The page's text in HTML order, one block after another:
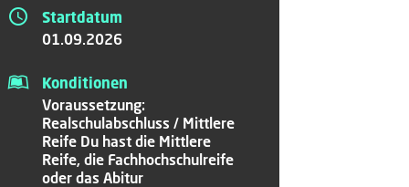
Startdatum
01.09.2026
Konditionen
Voraussetzung:
Realschulabschluss / Mittlere
Reife Du hast die Mittlere
Reife, die Fachhochschulreife
oder das Abitur